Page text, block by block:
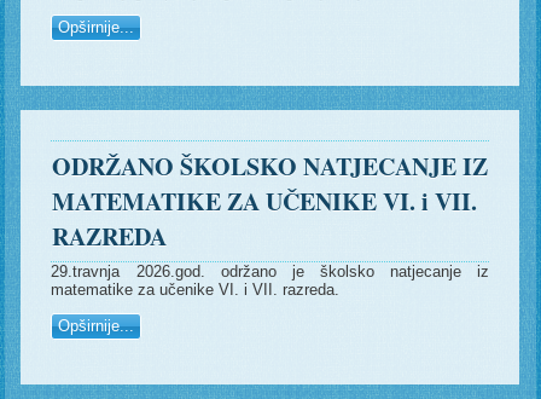
Opširnije...
ODRŽANO ŠKOLSKO NATJECANJE IZ
MATEMATIKE ZA UČENIKE VI. i VII.
RAZREDA
29.travnja 2026.god. održano je školsko natjecanje iz
matematike za učenike VI. i VII. razreda.
Opširnije...